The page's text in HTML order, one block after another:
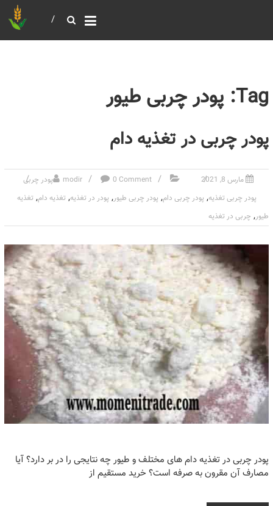
Tag: پودر چربی طیور
پودر چربی در تغذیه دام
مارس 8, 2021 modir 0 Comment
پودر چربی
پودر چربی تغذیه, پودر چربی دام, پودر چربی طیور, پودر در تغذیه, تغذیه دام, تغذیه
طیور, چربی در تغذیه
پودر چربی در تغذیه دام های مختلف و طیور چه نتایجی را در بر دارد؟ آیا
مصارف آن مقرون به صرفه است؟ خرید مستقیم از